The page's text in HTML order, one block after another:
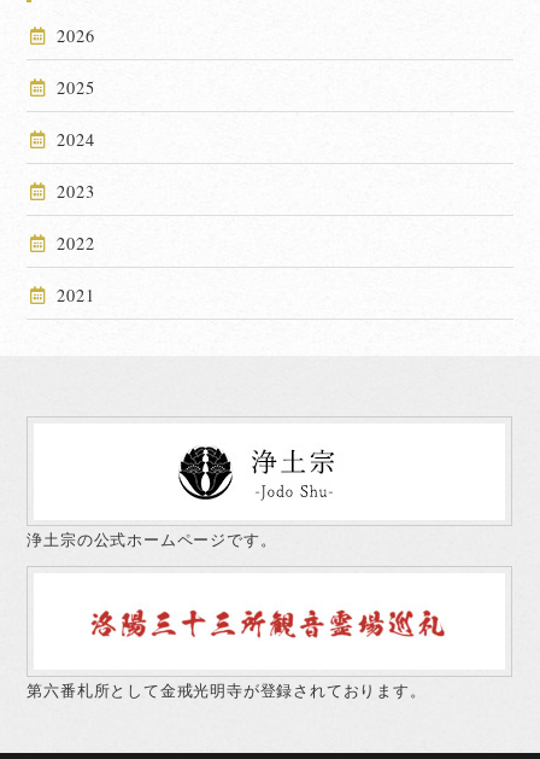
2026
2025
2024
2023
2022
2021
浄土宗の公式ホームページです。
第六番札所として金戒光明寺が登録されております。